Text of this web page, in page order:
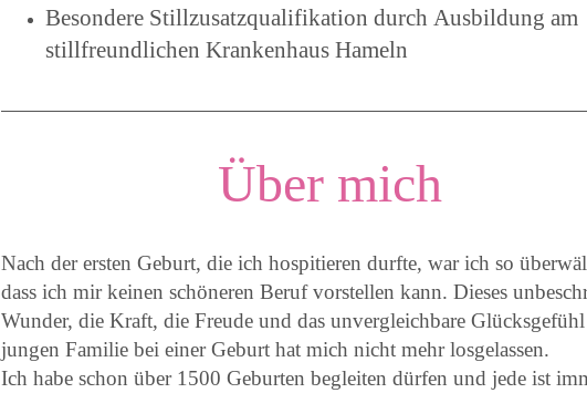
Besondere Stillzusatzqualifikation durch Ausbildung am
stillfreundlichen Krankenhaus Hameln
Über mich
Nach der ersten Geburt, die ich hospitieren durfte, war ich so
dass ich mir keinen schöneren Beruf vorstellen kann. Dieses
Wunder, die Kraft, die Freude und das unvergleichbare
jungen Familie bei einer Geburt hat mich nicht mehr losgelassen.
Ich habe schon über 1500 Geburten begleiten dürfen und jede ist